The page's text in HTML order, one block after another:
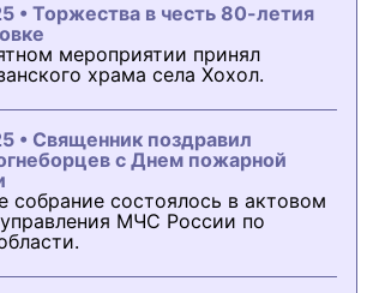
• Торжества в честь 80-летия
мероприятии принял
храма села Хохол.
• Священник поздравил
с Днем пожарной
собрание состоялось в актовом
управления МЧС России по